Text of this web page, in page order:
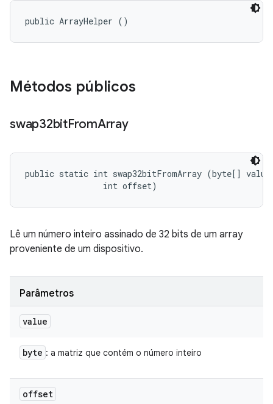
public ArrayHelper ()
Métodos públicos
swap32bitFromArray
public static int swap32bitFromArray (byte[]
                int offset)
Lê um número inteiro assinado de 32 bits de um array
proveniente de um dispositivo.
Parâmetros
value
byte : a matriz que contém o número inteiro
offset